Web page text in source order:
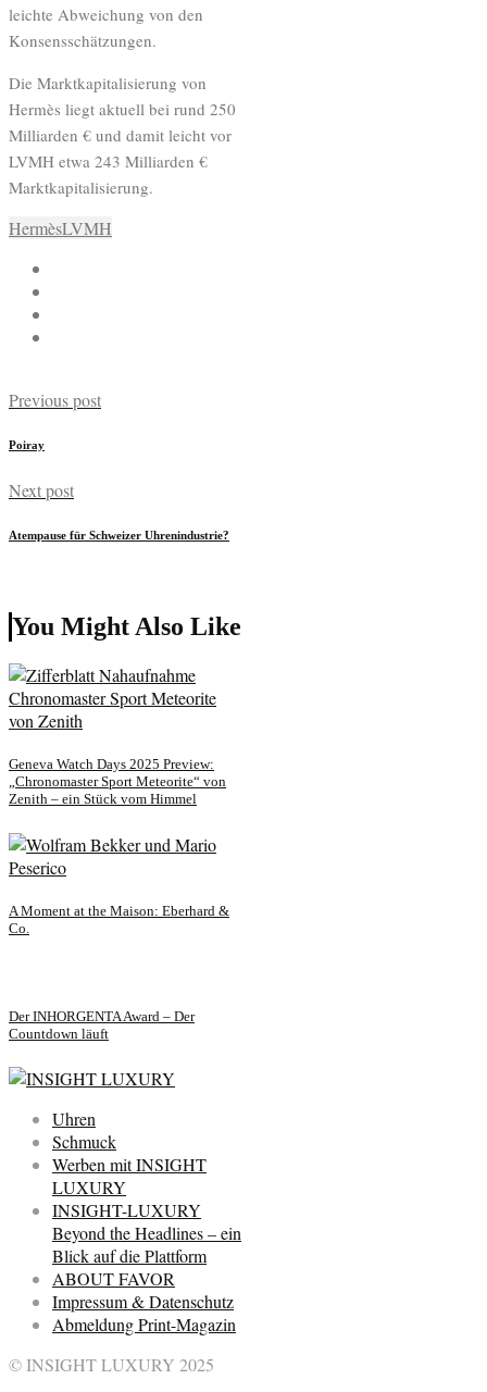
leichte Abweichung von den
Konsensschätzungen.
Die Marktkapitalisierung von
Hermès liegt aktuell bei rund 250
Milliarden € und damit leicht vor
LVMH etwa 243 Milliarden €
Marktkapitalisierung.
HermèsLVMH
Previous post
Poiray
Next post
Atempause für Schweizer Uhrenindustrie?
You Might Also Like
Geneva Watch Days 2025 Preview:
„Chronomaster Sport Meteorite“ von
Zenith – ein Stück vom Himmel
A Moment at the Maison: Eberhard &
Co.
Der INHORGENTA Award – Der
Countdown läuft
Uhren
Schmuck
Werben mit INSIGHT
LUXURY
INSIGHT-LUXURY
Beyond the Headlines – ein
Blick auf die Plattform
ABOUT FAVOR
Impressum & Datenschutz
Abmeldung Print-Magazin
© INSIGHT LUXURY 2025